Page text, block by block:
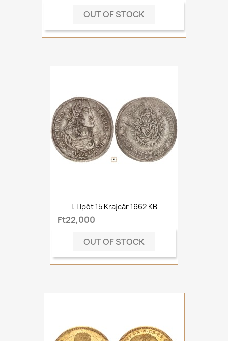
OUT OF STOCK
I. Lipót 15 Krajcár 1662 KB
Ft22,000
OUT OF STOCK